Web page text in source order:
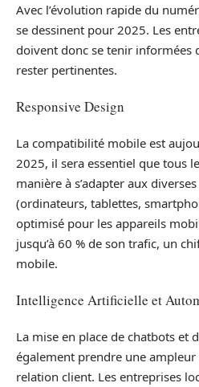
Avec l’évolution rapide du
se dessinent pour 2025. Les
doivent donc se tenir informées
rester pertinentes.
Responsive Design
La compatibilité mobile est
2025, il sera essentiel que tous
manière à s’adapter aux diverses
(ordinateurs, tablettes,
optimisé pour les appareils
jusqu’à 60 % de son trafic, un
mobile.
Intelligence Artificielle et
La mise en place de chatbots et
également prendre une
relation client. Les entreprises